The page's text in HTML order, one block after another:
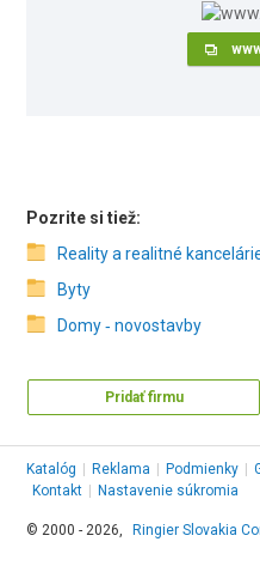
Pozrite si tiež:
Reality a realitné
Byty
Domy ‑ novostavby
Pridať firmu
Katalóg Reklama Podmienky
Kontakt
Nastavenie súkromia
© 2000 - 2026, Ringier Slovakia